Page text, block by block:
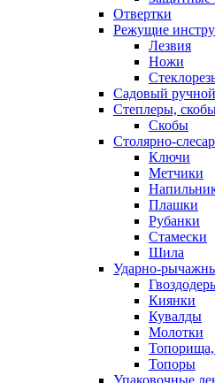
Отвертки
Режущие
Лезвия
Ножи
Садовый
Степлеры,
Скобы
Столярно-
Ключи
Метчики
Плашки
Рубанки
Стамески
Шила
Ударно-
Киянки
Кувалды
Молотки
Топоры
Упаковочные